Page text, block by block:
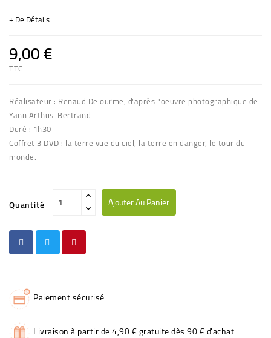
+ De Détails
9,00 €
TTC
Réalisateur : Renaud Delourme, d'après l'oeuvre photographique de
Yann Arthus-Bertrand
Duré : 1h30
Coffret 3 DVD : la terre vue du ciel, la terre en danger, le tour du
monde.
Quantité Ajouter Au Panier
Paiement sécurisé
Livraison à partir de 4,90 € gratuite dès 90 € d'achat